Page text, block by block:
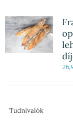
Tudnivalók